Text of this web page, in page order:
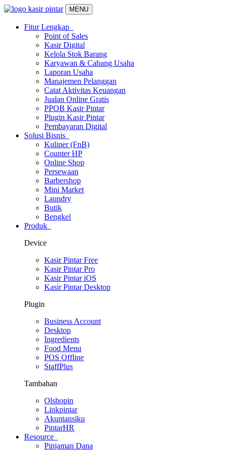
MENU
Fitur Lengkap
Point of Sales
Kasir Digital
Kelola Stok Barang
Karyawan & Cabang Usaha
Laporan Usaha
Manajemen Pelanggan
Catat Aktivitas Keuangan
Jualan Online Gratis
PPOB Kasir Pintar
Plugin Kasir Pintar
Pembayaran Digital
Solusi Bisnis
Kuliner (FnB)
Counter HP
Online Shop
Persewaan
Barbershop
Mini Market
Laundry
Butik
Bengkel
Produk
Device
Kasir Pintar Free
Kasir Pintar Pro
Kasir Pintar iOS
Kasir Pintar Desktop
Plugin
Business Account
Desktop
Ingredients
Food Menu
POS Offline
StaffPlus
Tambahan
Olshopin
Linkpintar
Akuntansiku
PintarHR
Resource
Pinjaman Dana